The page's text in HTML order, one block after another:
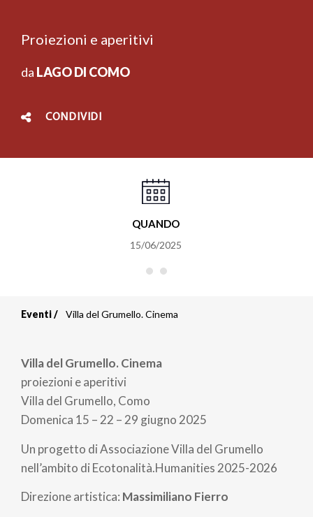
Proiezioni e aperitivi
da LAGO DI COMO
CONDIVIDI
QUANDO
15/06/2025
di
pane
Eventi Villa del Grumello. Cinema
Villa del Grumello. Cinema
proiezioni e aperitivi
Villa del Grumello, Como
Domenica 15 – 22 – 29 giugno 2025
Un progetto di Associazione Villa del Grumello
nell’ambito di Ecotonalità.Humanities 2025-2026
Direzione artistica: Massimiliano Fierro